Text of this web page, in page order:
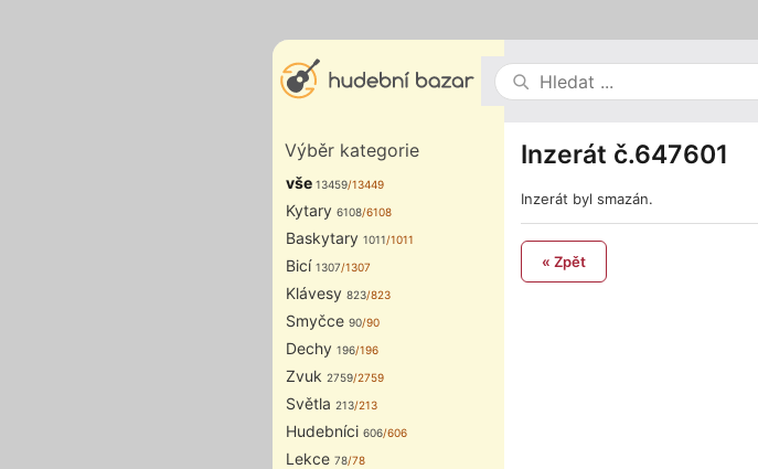
Výběr kategorie
vše 13459/13449
Kytary 6108/6108
Baskytary 1011/1011
Bicí 1307/1307
Klávesy 823/823
Smyčce 90/90
Dechy 196/196
Zvuk 2759/2759
Světla 213/213
Hudebníci 606/606
Lekce 78/78
Inzerát č.647601
Inzerát byl smazán.
« Zpět